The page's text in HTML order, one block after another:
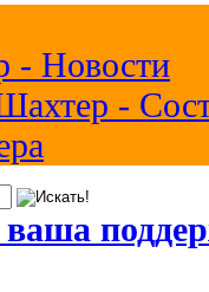
- Новости
-